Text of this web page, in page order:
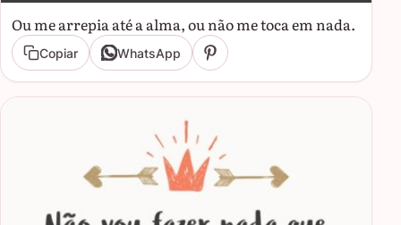
Ou me arrepia até a alma, ou não me toca em nada.
Copiar WhatsApp